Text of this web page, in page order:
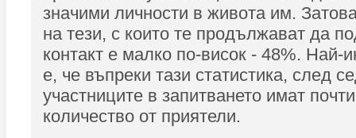
значими личности в живота им.
на тези, с които те продължават да
контакт е малко по-висок - 48%. Най-
е, че въпреки тази статистика, след
участниците в запитването имат
количество от приятели.